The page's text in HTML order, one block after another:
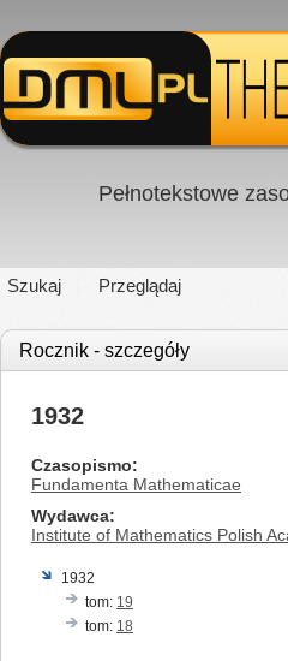
Pełnotekstowe
Szukaj Przeglądaj
Rocznik - szczegóły
1932
Czasopismo
Fundamenta Mathematicae
Wydawca
Institute of Mathematics Polish
1932
tom: 19
tom: 18